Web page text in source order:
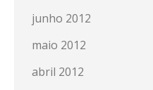
junho 2012
maio 2012
abril 2012